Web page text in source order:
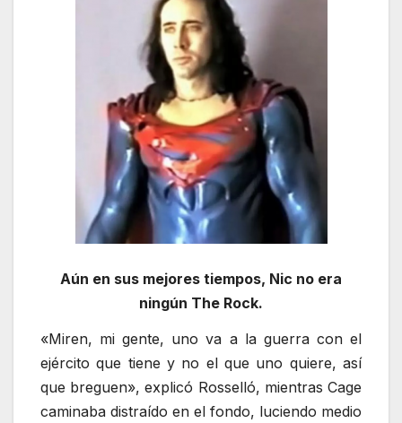
Aún en sus mejores tiempos, Nic no era
ningún The Rock.
«Miren, mi gente, uno va a la guerra con el
ejército que tiene y no el que uno quiere, así
que breguen», explicó Rosselló, mientras Cage
caminaba distraído en el fondo, luciendo medio